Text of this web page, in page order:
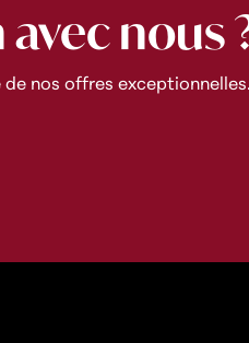
nous
nos offres exceptionnelles.